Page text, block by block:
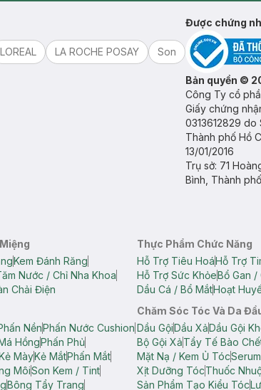
LOREAL LA ROCHE POSAY
Son
Được chứng
Bản quyền ©
Công Ty cổ
Giấy chứng
0313612829
Thành phố Hồ
13/01/2016
Trụ sở: 71
Bình, Thành
Kem Đánh Răng
Nước / Chỉ Nha Khoa
Chải Điện
Thực Phẩm Chức Năng
Hỗ Trợ Tiêu HoáHỗ Trợ
Hỗ Trợ Sức KhỏeBổ Gan /
Dầu Cá / Bổ MắtHoạt
NềnPhấn Nước Cushion
HồngPhấn Phủ
MàyKẻ MắtPhấn Mắt
MôiSon Kem / Tint
Bông Tẩy Trang
Chăm Sóc Tóc Và Da
Dầu GộiDầu XảDầu Gội
Bộ Gội XảTẩy Tế Bào
Mặt Nạ / Kem Ủ Tóc
Xịt Dưỡng TócThuốc
Sản Phẩm Tạo Kiểu Tóc